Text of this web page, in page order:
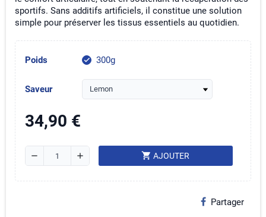
sportifs. Sans additifs artificiels, il constitue une solution
simple pour préserver les tissus essentiels au quotidien.
Poids check 300g
Saveur
34,90 €
remove add shopping_cart AJOUTER
Partager